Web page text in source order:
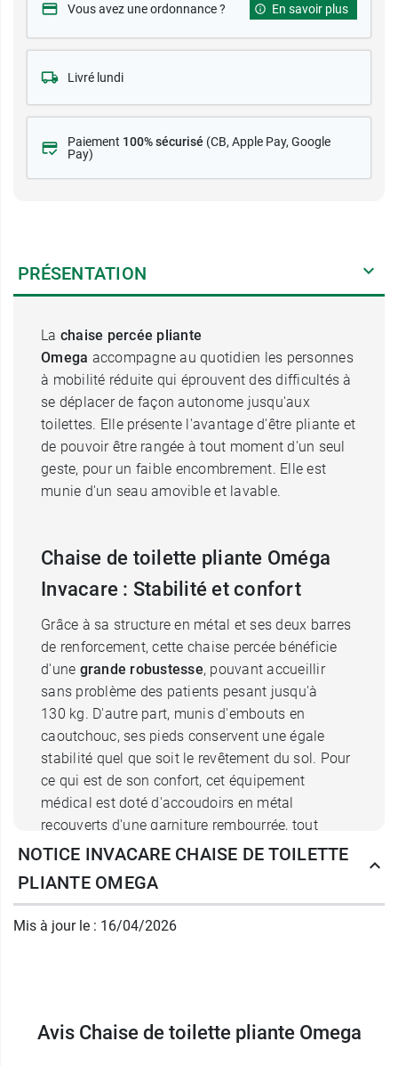
Vous avez une ordonnance ? En savoir plus
Livré lundi
Paiement 100% sécurisé (CB, Apple Pay, Google
Pay)
PRÉSENTATION
La chaise percée pliante
Omega accompagne au quotidien les personnes
à mobilité réduite qui éprouvent des difficultés à
se déplacer de façon autonome jusqu'aux
toilettes. Elle présente l'avantage d'être pliante et
de pouvoir être rangée à tout moment d'un seul
geste, pour un faible encombrement. Elle est
munie d'un seau amovible et lavable.
Chaise de toilette pliante Oméga
Invacare : Stabilité et confort
Grâce à sa structure en métal et ses deux barres
de renforcement, cette chaise percée bénéficie
d'une grande robustesse, pouvant accueillir
sans problème des patients pesant jusqu'à
130 kg. D'autre part, munis d'embouts en
caoutchouc, ses pieds conservent une égale
stabilité quel que soit le revêtement du sol. Pour
ce qui est de son confort, cet équipement
médical est doté d'accoudoirs en métal
recouverts d'une garniture rembourrée, tout
comme le dossier et l'assise, afin d'amortir les
Chaise percée pliante Omega
équipée d'un battant qui se relève et se referme
selon l'usage que vous en faites. Ainsi, elle peut
NOTICE INVACARE CHAISE DE TOILETTE
PLIANTE OMEGA
Mis à jour le : 16/04/2026
Avis Chaise de toilette pliante Omega